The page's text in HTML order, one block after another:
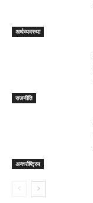
अर्थव्यवस्था
राजनीति
अन्तर्राष्ट्रिय